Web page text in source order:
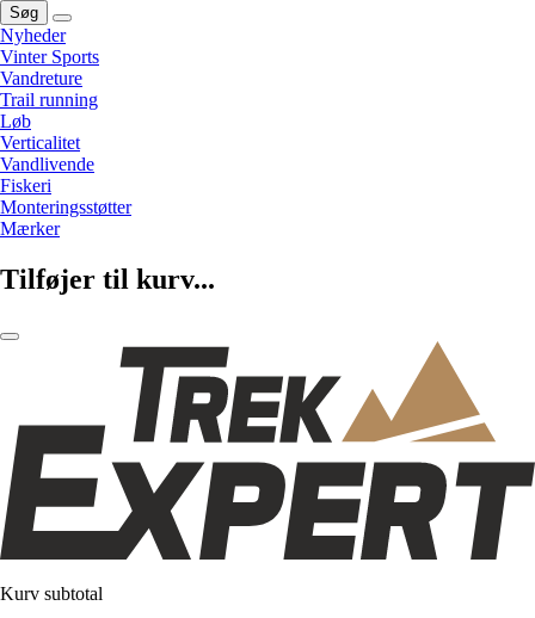
Søg
Nyheder
Vinter Sports
Vandreture
Trail running
Løb
Verticalitet
Vandlivende
Fiskeri
Monteringsstøtter
Mærker
Tilføjer til kurv...
Kurv subtotal